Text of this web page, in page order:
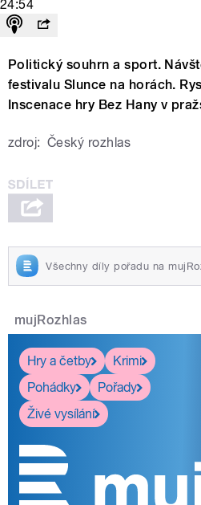
24:54
Politický souhrn a sport.
festivalu Slunce na horách.
Inscenace hry Bez Hany v
zdroj: Český rozhlas
Všechny díly pořadu na
mujRozhlas
Hry a četby
Krimi
Pohádky
Pořady
Živé vysílání